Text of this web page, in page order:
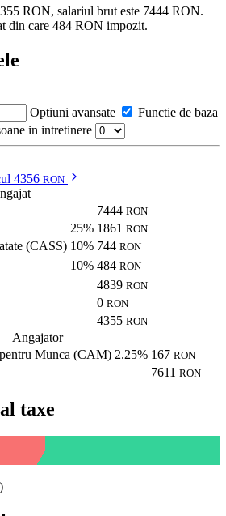
RON, salariul brut este 7444 RON.
din care 484 RON impozit.
Optiuni avansate
Functie de baza
in intretinere
4356 RON
7444 RON
25% 1861 RON
(CASS) 10% 744 RON
10% 484 RON
4839 RON
0 RON
4355 RON
Angajator
Munca (CAM) 2.25% 167 RON
7611 RON
taxe